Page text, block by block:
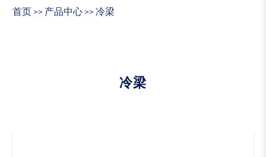
首页 >> 产品中心 >> 冷梁
冷梁